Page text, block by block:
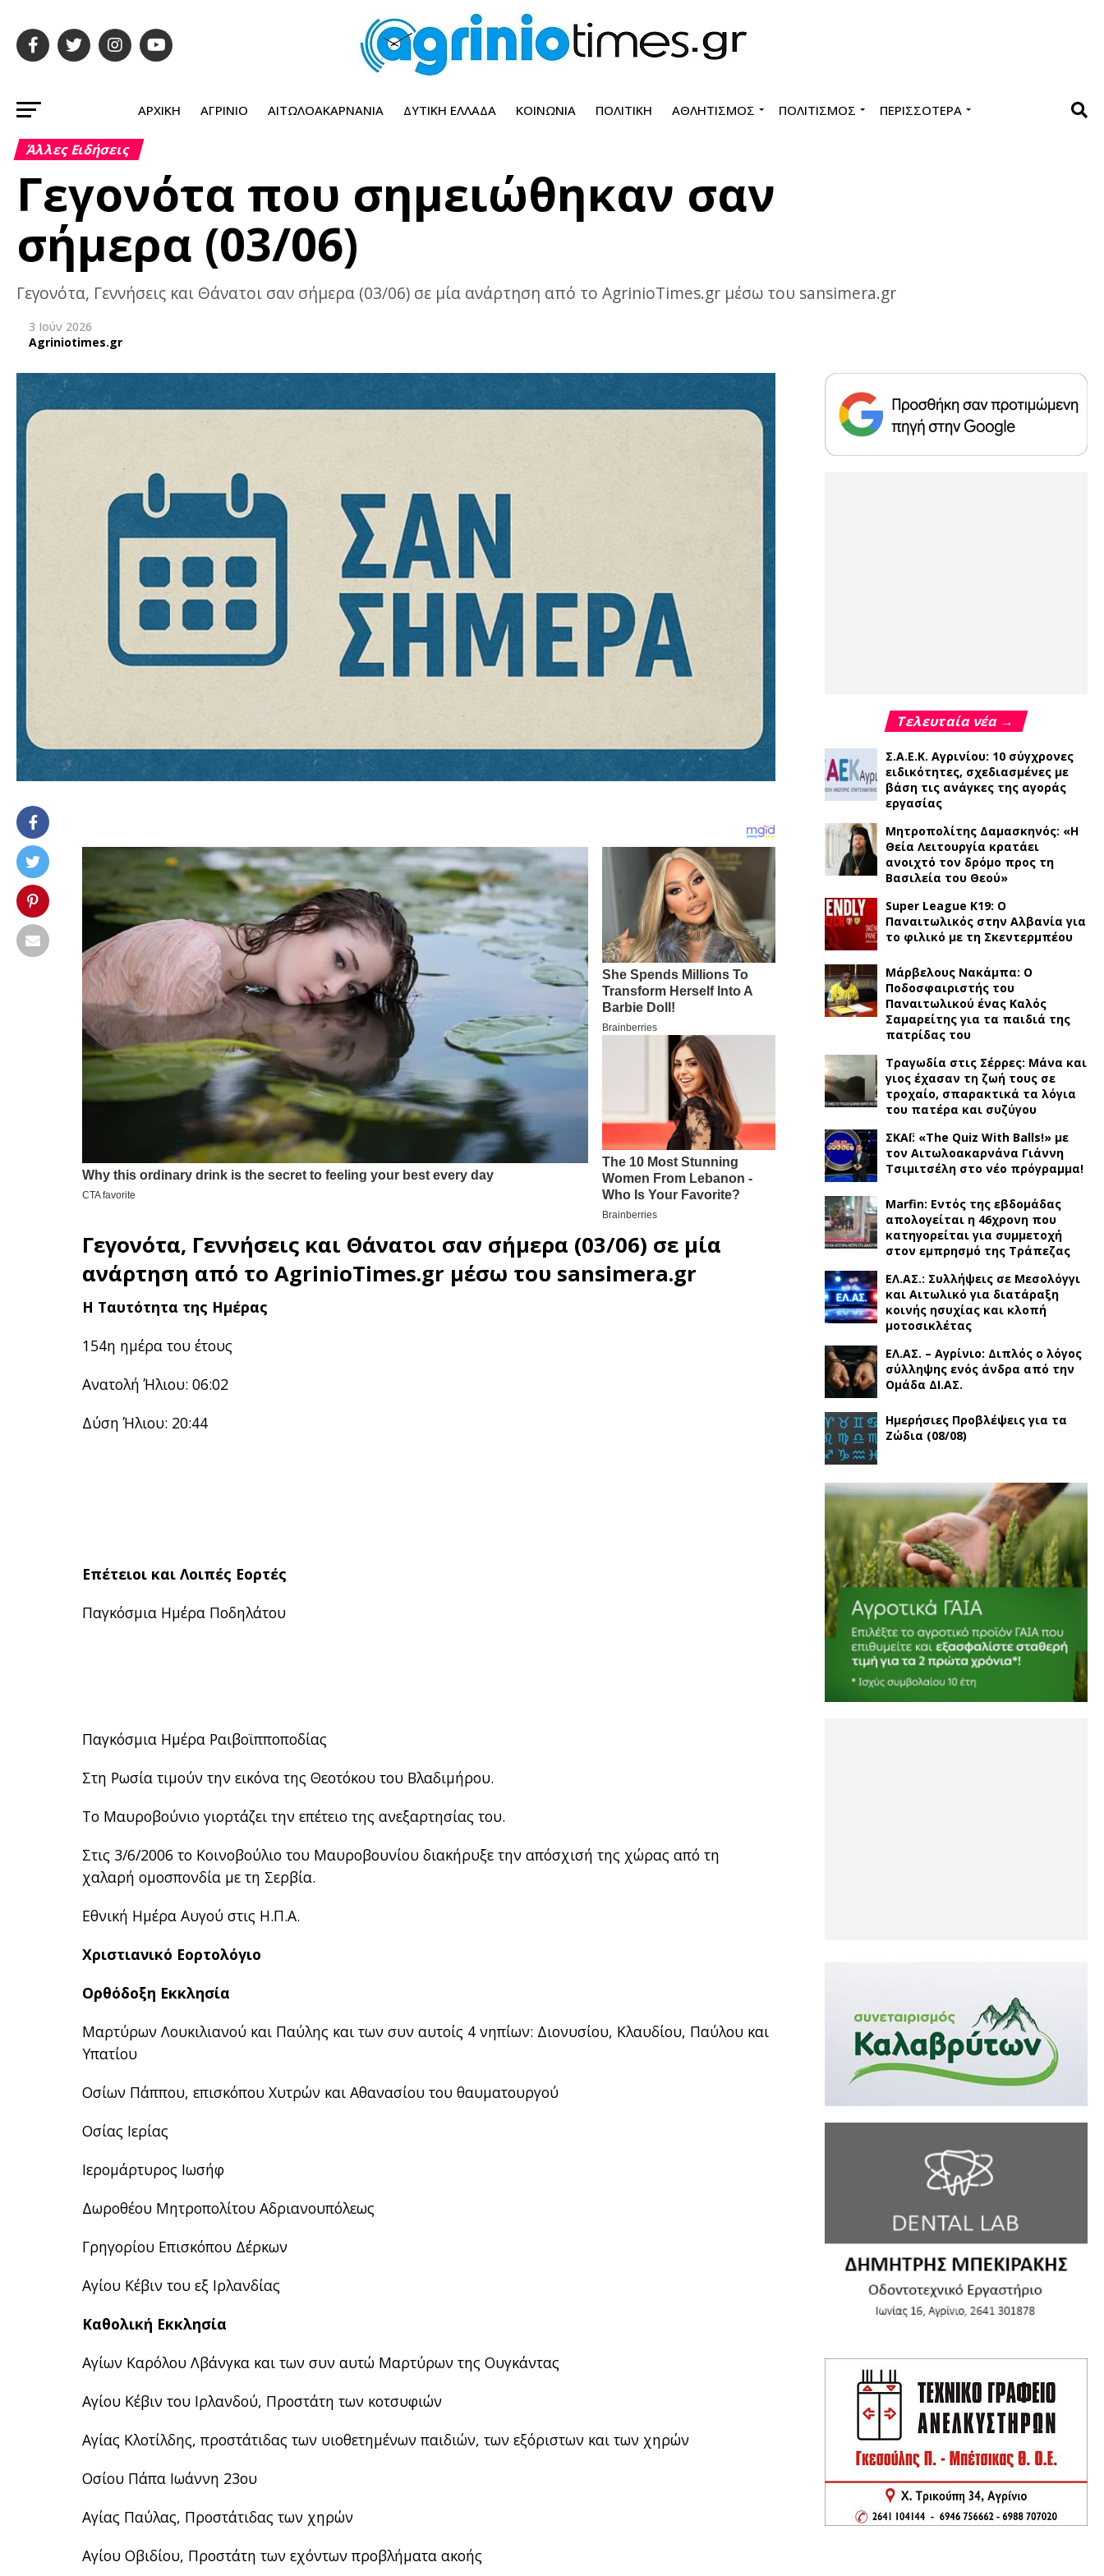
ΑΡΧΙΚΉ ΑΓΡΊΝΙΟ ΑΙΤΩΛΟΑΚΑΡΝΑΝΊΑ ΔΥΤΙΚΉ ΕΛΛΆΔΑ ΚΟΙΝΩΝΊΑ ΠΟΛΙΤΙΚΉ ΑΘΛΗΤΙΣΜΌΣ ΠΟΛΙΤΙΣΜΌΣ ΠΕΡΙΣΣΌΤΕΡΑ
Άλλες Ειδήσεις
Γεγονότα που σημειώθηκαν σαν
σήμερα (03/06)
Γεγονότα, Γεννήσεις και Θάνατοι σαν σήμερα (03/06) σε μία ανάρτηση από το AgrinioTimes.gr μέσω του sansimera.gr
3 Ιούν 2026
Agriniotimes.gr
Γεγονότα, Γεννήσεις και Θάνατοι σαν σήμερα (03/06) σε μία
ανάρτηση από τοAgrinioTimes.gr μέσω του sansimera.gr
Η Ταυτότητα της Ημέρας
154η ημέρα του έτους
Ανατολή Ήλιου: 06:02
Δύση Ήλιου: 20:44
Επέτειοι και Λοιπές Εορτές
Παγκόσμια Ημέρα Ποδηλάτου
Παγκόσμια Ημέρα Ραιβοϊπποποδίας
Στη Ρωσία τιμούν την εικόνα της Θεοτόκου του Βλαδιμήρου.
Το Μαυροβούνιο γιορτάζει την επέτειο της ανεξαρτησίας του.
Στις 3/6/2006 το Κοινοβούλιο του Μαυροβουνίου διακήρυξε την απόσχισή της χώρας από τη
χαλαρή ομοσπονδία με τη Σερβία.
Εθνική Ημέρα Αυγού στις Η.Π.Α.
Χριστιανικό Εορτολόγιο
Ορθόδοξη Εκκλησία
Μαρτύρων Λουκιλιανού και Παύλης και των συν αυτοίς 4 νηπίων: Διονυσίου, Κλαυδίου, Παύλου και
Υπατίου
Οσίων Πάππου, επισκόπου Χυτρών και Αθανασίου του θαυματουργού
Οσίας Ιερίας
Ιερομάρτυρος Ιωσήφ
Δωροθέου Μητροπολίτου Αδριανουπόλεως
Γρηγορίου Επισκόπου Δέρκων
Αγίου Κέβιν του εξ Ιρλανδίας
Καθολική Εκκλησία
Αγίων Καρόλου Λβάνγκα και των συν αυτώ Μαρτύρων της Ουγκάντας
Αγίου Κέβιν του Ιρλανδού, Προστάτη των κοτσυφιών
Αγίας Κλοτίλδης, προστάτιδας των υιοθετημένων παιδιών, των εξόριστων και των χηρών
Οσίου Πάπα Ιωάννη 23ου
Αγίας Παύλας, Προστάτιδας των χηρών
Αγίου Οβιδίου, Προστάτη των εχόντων προβλήματα ακοής
Τελευταία νέα →
Σ.Α.Ε.Κ. Αγρινίου: 10 σύγχρονες
ειδικότητες, σχεδιασμένες με
βάση τις ανάγκες της αγοράς
εργασίας
Μητροπολίτης Δαμασκηνός: «Η
Θεία Λειτουργία κρατάει
ανοιχτό τον δρόμο προς τη
Βασιλεία του Θεού»
Super League K19: Ο
Παναιτωλικός στην Αλβανία για
το φιλικό με τη Σκεντερμπέου
Μάρβελους Νακάμπα: Ο
Ποδοσφαιριστής του
Παναιτωλικού ένας Καλός
Σαμαρείτης για τα παιδιά της
πατρίδας του
Τραγωδία στις Σέρρες: Μάνα και
γιος έχασαν τη ζωή τους σε
τροχαίο, σπαρακτικά τα λόγια
του πατέρα και συζύγου
ΣΚΑΪ: «The Quiz With Balls!» με
τον Αιτωλοακαρνάνα Γιάννη
Τσιμιτσέλη στο νέο πρόγραμμα!
Marfin: Εντός της εβδομάδας
απολογείται η 46χρονη που
κατηγορείται για συμμετοχή
στον εμπρησμό της Τράπεζας
ΕΛ.ΑΣ.: Συλλήψεις σε Μεσολόγγι
και Αιτωλικό για διατάραξη
κοινής ησυχίας και κλοπή
μοτοσικλέτας
ΕΛ.ΑΣ. – Αγρίνιο: Διπλός ο λόγος
σύλληψης ενός άνδρα από την
Ομάδα ΔΙ.ΑΣ.
Ημερήσιες Προβλέψεις για τα
Ζώδια (08/08)